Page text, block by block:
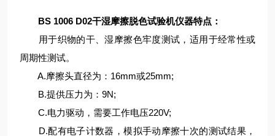
BS 1006 D02干湿摩擦脱色试验机仪器特点：
用于织物的干、湿摩擦色牢度测试，适用于经常性或
周期性测试。
A.摩擦头直径为：16mm或25mm;
B.提供压力为：9N;
C.电力驱动，需要工作电压220V;
D.配有电子计数器，模拟手动摩擦十次的测试结果，